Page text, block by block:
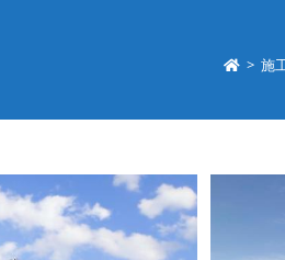
> 施